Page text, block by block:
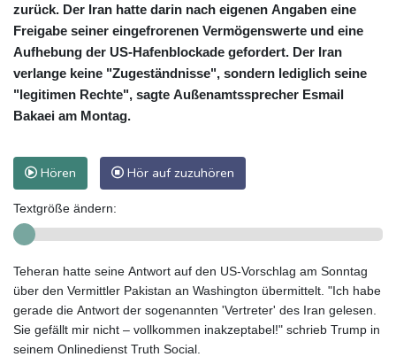
zurück. Der Iran hatte darin nach eigenen Angaben eine
Freigabe seiner eingefrorenen Vermögenswerte und eine
Aufhebung der US-Hafenblockade gefordert. Der Iran
verlange keine "Zugeständnisse", sondern lediglich seine
"legitimen Rechte", sagte Außenamtssprecher Esmail
Bakaei am Montag.
Hören Hör auf zuzuhören
Textgröße ändern:
Teheran hatte seine Antwort auf den US-Vorschlag am Sonntag
über den Vermittler Pakistan an Washington übermittelt. "Ich habe
gerade die Antwort der sogenannten 'Vertreter' des Iran gelesen.
Sie gefällt mir nicht – vollkommen inakzeptabel!" schrieb Trump in
seinem Onlinedienst Truth Social.